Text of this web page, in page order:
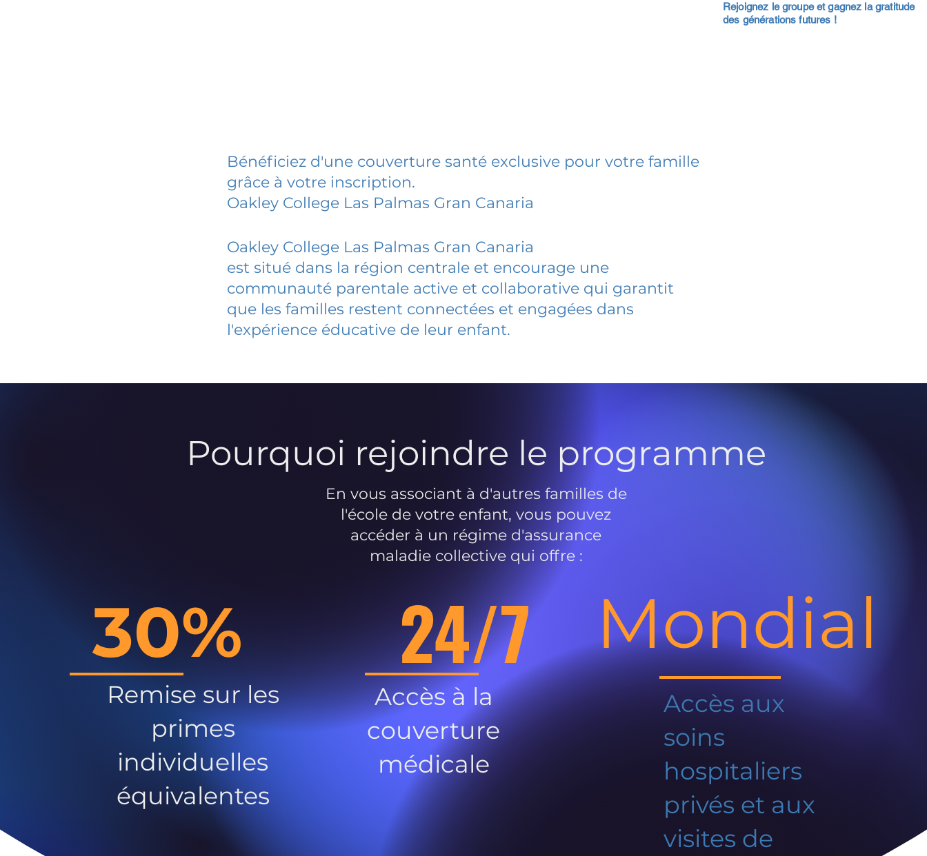
Rejoignez le groupe et gagnez la gratitude
des générations futures !
Bénéficiez d'une couverture santé exclusive pour votre famille
grâce à votre inscription.
Oakley College Las Palmas Gran Canaria
Oakley College Las Palmas Gran Canaria
est situé dans la région centrale et encourage une
communauté parentale active et collaborative qui garantit
que les familles restent connectées et engagées dans
l'expérience éducative de leur enfant.
Pourquoi rejoindre le programme
En vous associant à d'autres familles de
l'école de votre enfant, vous pouvez
accéder à un régime d'assurance
maladie collective qui offre :
30%
Remise sur les
primes
individuelles
équivalentes
24/7
Accès à la
couverture
médicale
Mondial
Accès aux
soins
hospitaliers
privés et aux
visites de